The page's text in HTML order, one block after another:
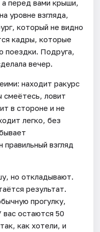
перед вами крыши,
уровне взгляда,
который не видно
кадры, которые
поездки. Подруга,
вечер.
находит ракурс
смеётесь, ловит
в стороне и не
легко, без
взгляд
но откладывают.
результат.
прогулку,
остаются 50
как хотели, и